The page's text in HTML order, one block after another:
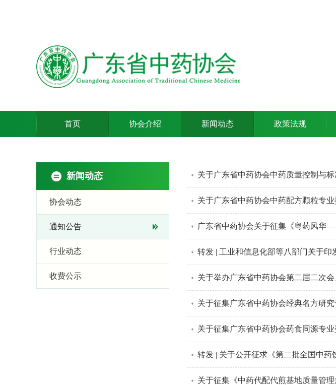
首页 协会介绍 新闻动态 政策法规
新闻动态
协会动态
通知公告
行业动态
收费公示
关于广东省中药协会中药质量控制与
关于广东省中药协会中药配方颗粒专
广东省中药协会关于征集《粤药风华
转发 | 工业和信息化部等八部门关于
关于举办广东省中药协会第二届二次
关于征集广东省中药协会经典名方研
关于征集广东省中药协会药食同源专
转发 | 关于公开征求《第二批全国中药饮片
关于征集《中药代配代煎基地质量管